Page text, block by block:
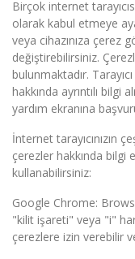
Birçok internet
olarak kabul etmeye
veya cihazınıza çerez
değiştirebilirsiniz.
bulunmaktadır.
hakkında ayrıntılı bilgi
yardım ekranına
İnternet tarayıcınızın
çerezler hakkında bilgi
kullanabilirsiniz:
Google Chrome:
"kilit işareti" veya "i"
çerezlere izin verebilir